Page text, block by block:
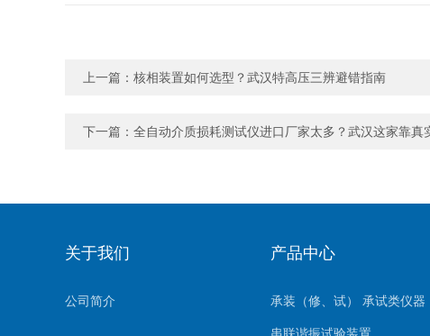
上一篇： 核相装置如何选型？武汉特高压三辨避错指南
下一篇： 全自动介质损耗测试仪进口厂家太多？武汉这家靠真
关于我们
公司简介
产品中心
承装（修、试） 承试类仪器
串联谐振试验装置